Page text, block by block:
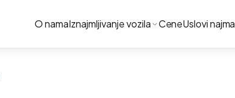
O namaIznajmljivanje vozila CeneUslovi najma